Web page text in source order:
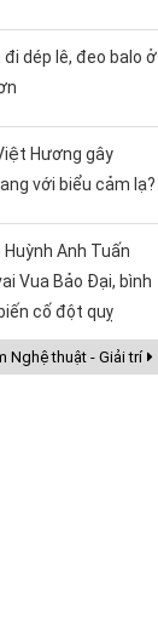
đi dép lê, đeo balo ở
Hương gây
với biểu cảm lạ?
Huỳnh Anh Tuấn
Vua Bảo Đại, bình
cố đột quỵ
Nghệ thuật - Giải trí